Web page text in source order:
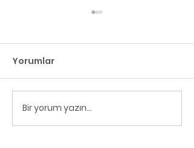
Boğaziçi Öngörünüm
İmar Affı
Yorumlar
Bir yorum yazın...